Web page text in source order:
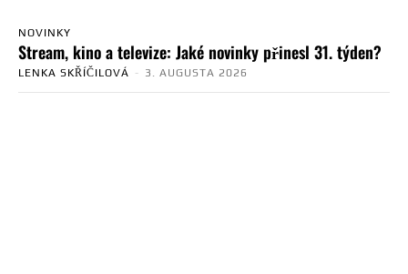
NOVINKY
Stream, kino a televize: Jaké novinky přinesl 31. týden?
LENKA SKŘÍČILOVÁ - 3. AUGUSTA 2026